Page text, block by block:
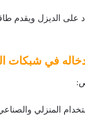
على الديزل ويقدم
المنزلي